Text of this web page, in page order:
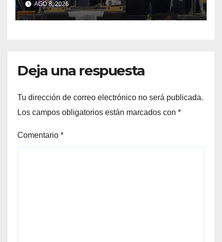
AGO 8, 2026
Deja una respuesta
Tu dirección de correo electrónico no será publicada.
Los campos obligatorios están marcados con *
Comentario *